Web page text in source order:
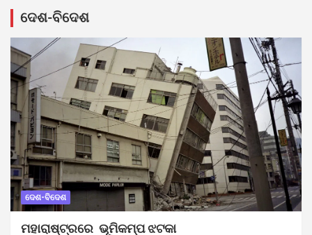
ଦେଶ-ବିଦେଶ
ଦେଶ-ବିଦେଶ
ମହାରାଷ୍ଟ୍ରରେ ଭୂମିକମ୍ପ ଝଟକା